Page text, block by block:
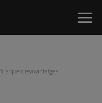
que desavantatges.